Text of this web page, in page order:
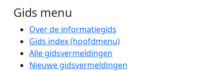
Gids menu
Over de informatiegids
Gids index (hoofdmenu)
Alle gidsvermeldingen
Nieuwe gidsvermeldingen